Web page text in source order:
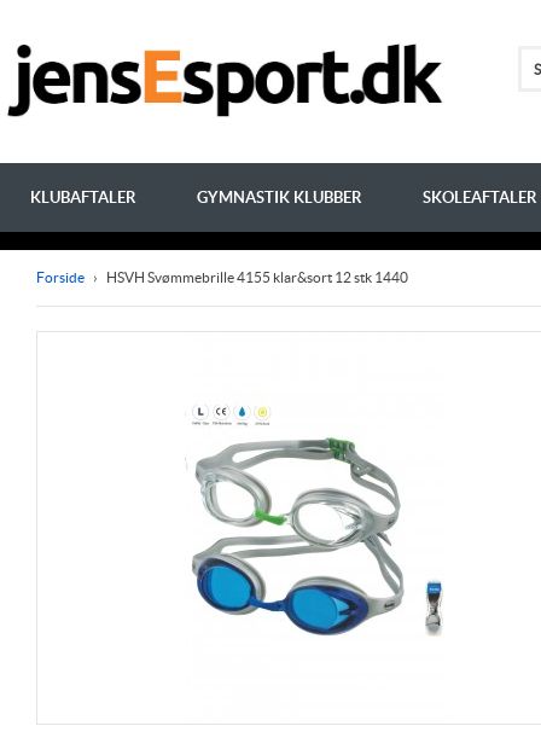
KLUBAFTALER GYMNASTIK KLUBBER SKOLEAFTALER
Forside › HSVH Svømmebrille 4155 klar&sort 12 stk 1440